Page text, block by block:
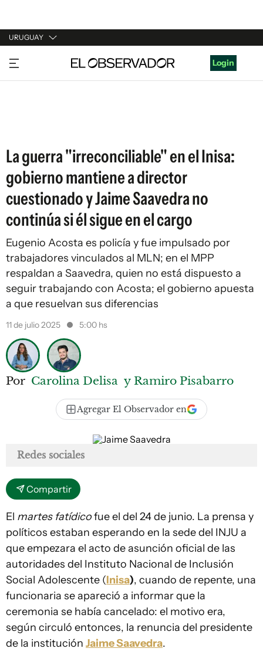
URUGUAY
URUGUAY
ARGENTINA
Login
La guerra "irreconciliable" en el Inisa:
gobierno mantiene a director
cuestionado y Jaime Saavedra no
continúa si él sigue en el cargo
Eugenio Acosta es policía y fue impulsado por
trabajadores vinculados al MLN; en el MPP
respaldan a Saavedra, quien no está dispuesto a
seguir trabajando con Acosta; el gobierno apuesta
a que resuelvan sus diferencias
11 de julio 2025 5:00 hs
Por Carolina Delisa y Ramiro Pisabarro
Agregar El Observador en
Redes sociales
Compartir
El martes fatídicofue el del 24 de junio. La prensa y
políticos estaban esperando en la sede del INJU a
que empezara el acto de asunción oficial de las
autoridades del Instituto Nacional de Inclusión
Social Adolescente (Inisa), cuando de repente, una
funcionaria se apareció a informar que la
ceremonia se había cancelado: el motivo era,
según circuló entonces, la renuncia del presidente
de la institución Jaime Saavedra.